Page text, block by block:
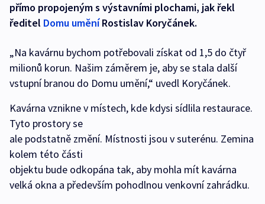
přímo propojeným s výstavními plochami, jak řekl
ředitel Domu uměníRostislav Koryčánek.
„Na kavárnu bychom potřebovali získat od 1,5 do čtyř
milionů korun. Našim záměrem je, aby se stala další
vstupní branou do Domu umění,“ uvedl Koryčánek.
Kavárna vznikne v místech, kde kdysi sídlila restaurace.
Tyto prostory se
ale podstatně změní. Místnosti jsou v suterénu. Zemina
kolem této části
objektu bude odkopána tak, aby mohla mít kavárna
velká okna a především pohodlnou venkovní zahrádku.